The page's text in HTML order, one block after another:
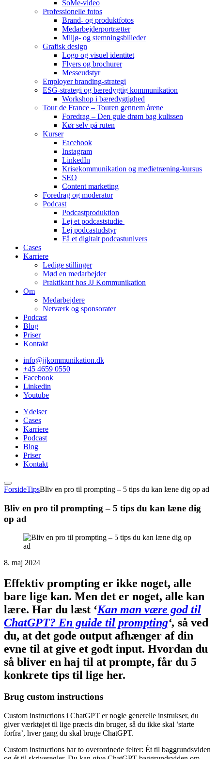
SoMe-video
Professionelle fotos
Brand- og produktfotos
Medarbejderportrætter
Miljø- og stemningsbilleder
Grafisk design
Logo og visuel identitet
Flyers og brochurer
Messeudstyr
Employer branding-strategi
ESG-strategi og bæredygtig kommunikation
Workshop i bæredygtighed
Tour de France – Touren gennem årene
Foredrag – Den gule drøm bag kulissen
Kør selv på ruten
Kurser
Facebook
Instagram
LinkedIn
Krisekommunikation og medietræning-kursus
SEO
Content marketing
Foredrag og moderator
Podcast
Podcastproduktion
Lej et podcaststudie
Lej podcastudstyr
Få et digitalt podcastunivers
Cases
Karriere
Ledige stillinger
Mød en medarbejder
Praktikant hos JJ Kommunikation
Om
Medarbejdere
Netværk og sponsorater
Podcast
Blog
Priser
Kontakt
info@jjkommunikation.dk
+45 4659 0550
Facebook
Linkedin
Youtube
Ydelser
Cases
Karriere
Podcast
Blog
Priser
Kontakt
ForsideTipsBliv en pro til prompting – 5 tips du kan læne dig op ad
Bliv en pro til prompting – 5 tips du kan læne dig
op ad
8. maj 2024
Effektiv prompting er ikke noget, alle
bare lige kan. Men det er noget, alle kan
lære. Har du læst ‘Kan man være god til
ChatGPT? En guide til prompting‘, så ved
du, at det gode output afhænger af din
evne til at give et godt input. Hvordan du
så bliver en haj til at prompte, får du 5
konkrete tips til lige her.
Brug custom instructions
Custom instructions i ChatGPT er nogle generelle instrukser, du
giver værktøjet til lige præcis din bruger, så du ikke skal ’starte
forfra’, hver gang du skal bruge ChatGPT.
Custom instructions har to overordnede felter: Ét til baggrundsviden